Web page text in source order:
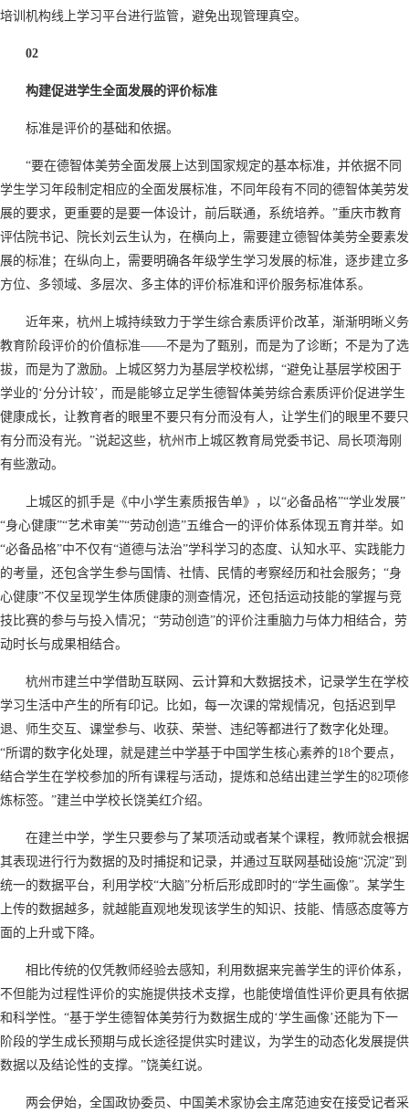
培训机构线上学习平台进行监管，避免出现管理真空。
02
构建促进学生全面发展的评价标准
标准是评价的基础和依据。
“要在德智体美劳全面发展上达到国家规定的基本标准，并依据不同
学生学习年段制定相应的全面发展标准，不同年段有不同的德智体美劳发
展的要求，更重要的是要一体设计，前后联通，系统培养。”重庆市教育
评估院书记、院长刘云生认为，在横向上，需要建立德智体美劳全要素发
展的标准；在纵向上，需要明确各年级学生学习发展的标准，逐步建立多
方位、多领域、多层次、多主体的评价标准和评价服务标准体系。
近年来，杭州上城持续致力于学生综合素质评价改革，渐渐明晰义务
教育阶段评价的价值标准——不是为了甄别，而是为了诊断；不是为了选
拔，而是为了激励。上城区努力为基层学校松绑，“避免让基层学校困于
学业的‘分分计较’，而是能够立足学生德智体美劳综合素质评价促进学生
健康成长，让教育者的眼里不要只有分而没有人，让学生们的眼里不要只
有分而没有光。”说起这些，杭州市上城区教育局党委书记、局长项海刚
有些激动。
上城区的抓手是《中小学生素质报告单》，以“必备品格”“学业发展”
“身心健康”“艺术审美”“劳动创造”五维合一的评价体系体现五育并举。如
“必备品格”中不仅有“道德与法治”学科学习的态度、认知水平、实践能力
的考量，还包含学生参与国情、社情、民情的考察经历和社会服务；“身
心健康”不仅呈现学生体质健康的测查情况，还包括运动技能的掌握与竞
技比赛的参与与投入情况；“劳动创造”的评价注重脑力与体力相结合，劳
动时长与成果相结合。
杭州市建兰中学借助互联网、云计算和大数据技术，记录学生在学校
学习生活中产生的所有印记。比如，每一次课的常规情况，包括迟到早
退、师生交互、课堂参与、收获、荣誉、违纪等都进行了数字化处理。
“所谓的数字化处理，就是建兰中学基于中国学生核心素养的18个要点，
结合学生在学校参加的所有课程与活动，提炼和总结出建兰学生的82项修
炼标签。”建兰中学校长饶美红介绍。
在建兰中学，学生只要参与了某项活动或者某个课程，教师就会根据
其表现进行行为数据的及时捕捉和记录，并通过互联网基础设施“沉淀”到
统一的数据平台，利用学校“大脑”分析后形成即时的“学生画像”。某学生
上传的数据越多，就越能直观地发现该学生的知识、技能、情感态度等方
面的上升或下降。
相比传统的仅凭教师经验去感知，利用数据来完善学生的评价体系，
不但能为过程性评价的实施提供技术支撑，也能使增值性评价更具有依据
和科学性。“基于学生德智体美劳行为数据生成的‘学生画像’还能为下一
阶段的学生成长预期与成长途径提供实时建议，为学生的动态化发展提供
数据以及结论性的支撑。”饶美红说。
两会伊始，全国政协委员、中国美术家协会主席范迪安在接受记者采